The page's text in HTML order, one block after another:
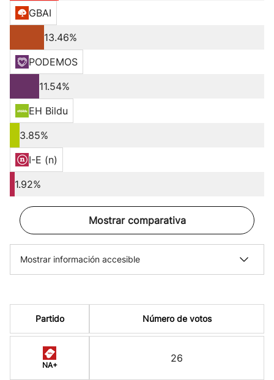
GBAI
13.46%
PODEMOS
11.54%
EH Bildu
3.85%
I-E (n)
1.92%
Mostrar comparativa
Mostrar información accesible
Partido
NA+
Número de votos
26